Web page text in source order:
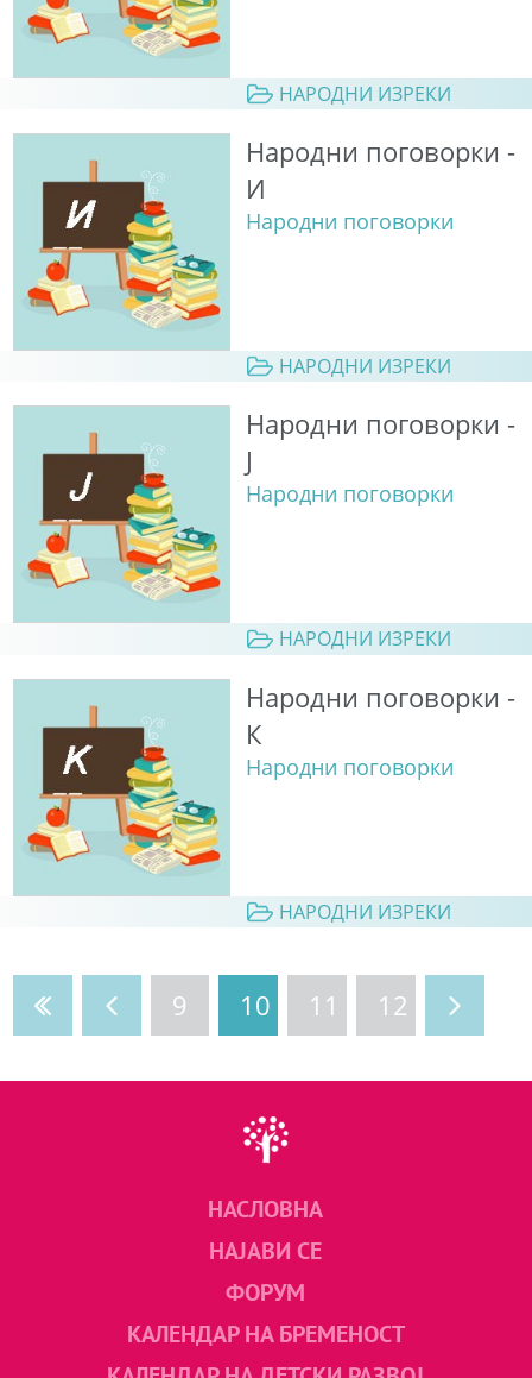
НАРОДНИ ИЗРЕКИ
Народни поговорки -
И
Народни поговорки
НАРОДНИ ИЗРЕКИ
Народни поговорки -
Ј
Народни поговорки
НАРОДНИ ИЗРЕКИ
Народни поговорки -
К
Народни поговорки
НАРОДНИ ИЗРЕКИ
9 10 11 12
НАСЛОВНА
НАЈАВИ СЕ
ФОРУМ
КАЛЕНДАР НА БРЕМЕНОСТ